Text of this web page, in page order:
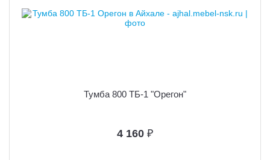
Тумба 800 ТБ-1 "Орегон"
4 160 ₽